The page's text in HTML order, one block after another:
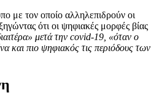
με τον οποίο αλληλεπιδρούν οι
ότι οι ψηφιακές μορφές βίας
μετά την covid-19, «όταν ο
και πιο ψηφιακός τις περιόδους των